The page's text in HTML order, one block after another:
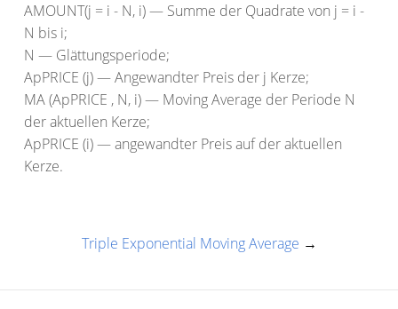
AMOUNT(j = i - N, i) — Summe der Quadrate von j = i -
N bis i;
N — Glättungsperiode;
ApPRICE (j) — Angewandter Preis der j Kerze;
MA (ApPRICE , N, i) — Moving Average der Periode N
der aktuellen Kerze;
ApPRICE (i) — angewandter Preis auf der aktuellen
Kerze.
Triple Exponential Moving Average →